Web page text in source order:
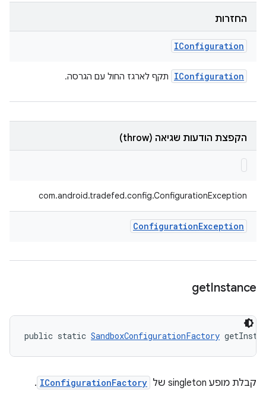
החזרות
IConfiguration
IConfiguration תקף לארגז החול עם הגרסה.
הקפצת הודעות שגיאה (throw)
com.android.tradefed.config.ConfigurationException
ConfigurationException
getInstance
public static SandboxConfigurationFactory
קבלת מופע singleton של IConfigurationFactory
.